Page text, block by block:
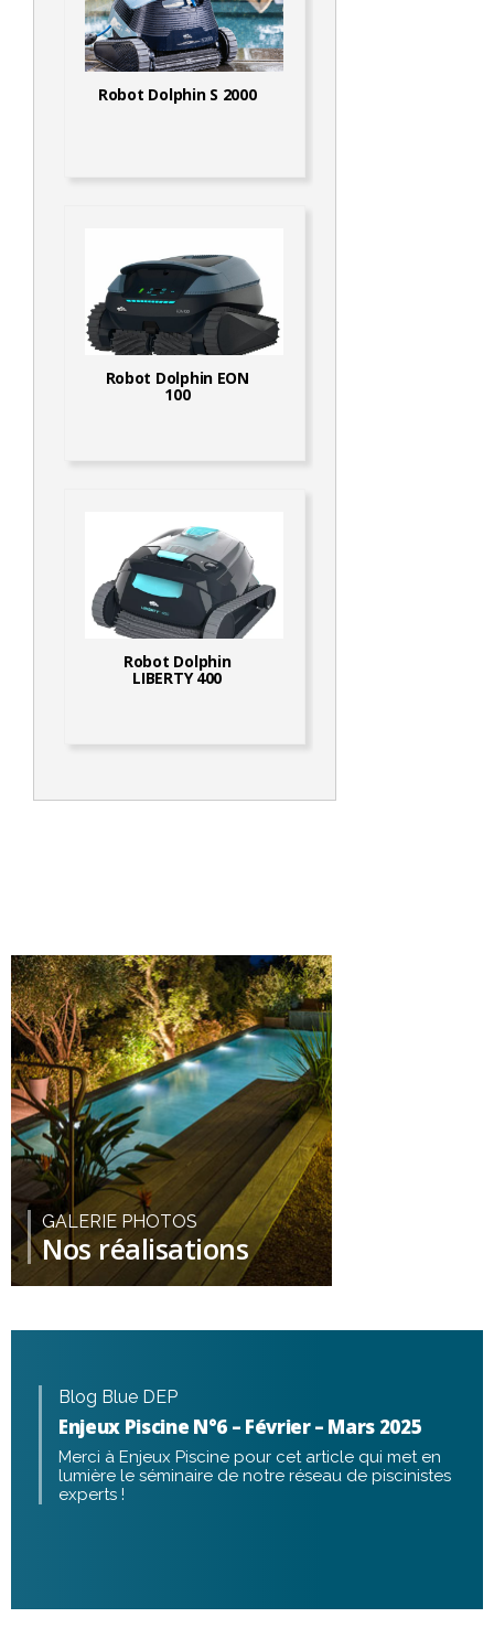
Robot Dolphin S 2000
Robot Dolphin EON
100
Robot Dolphin
LIBERTY 400
GALERIE PHOTOS
Nos réalisations
Blog Blue DEP
Enjeux Piscine N°6 – Février – Mars 2025
Merci à Enjeux Piscine pour cet article qui met en
lumière le séminaire de notre réseau de piscinistes
experts !